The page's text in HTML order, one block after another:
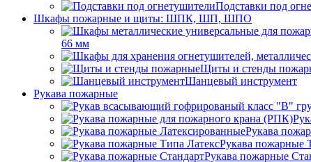
Подставки под
Шкафы пожарные и щиты: ШПК, ШП, ШПО
66 мм
Щиты и стенды
Шанцевый инструмент
Рукава пожарные
Рукава
Рукава пожарные
Рукава пожарные